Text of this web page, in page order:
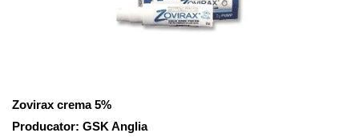
Zovirax crema 5%
Producator: GSK Anglia